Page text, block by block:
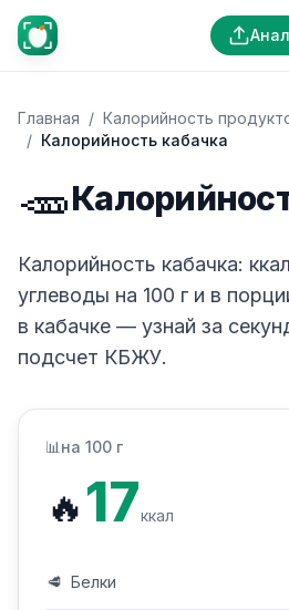
Главная / Калорийность
/ Калорийность кабачка
🥕
Калорийность кабачка:
углеводы на 100 г и в
в кабачке — узнай за
подсчет КБЖУ.
📊 на 100 г
🔥17ккал
🥩 Белки